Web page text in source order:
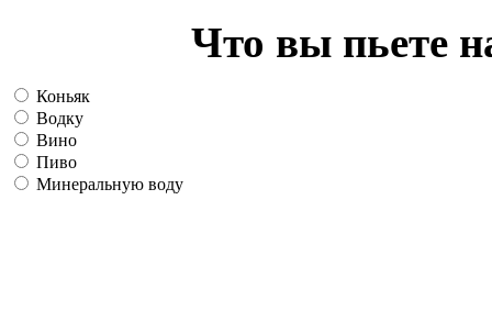
Что вы пьете
Коньяк
Водку
Вино
Пиво
Минеральную воду